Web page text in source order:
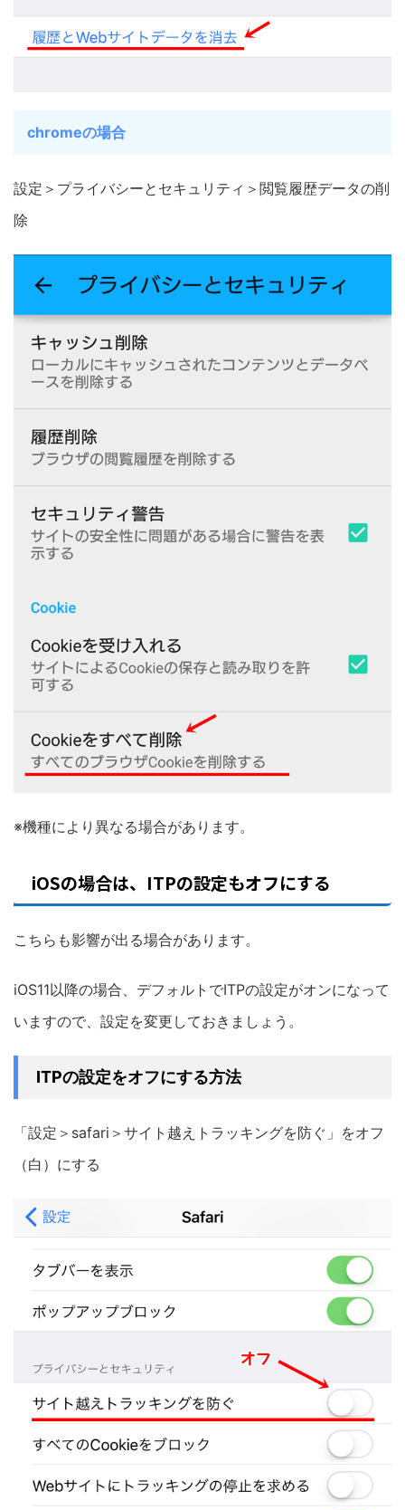
chromeの場合
設定＞プライバシーとセキュリティ＞閲覧履歴データの削
除
※機種により異なる場合があります。
iOSの場合は、ITPの設定もオフにする
こちらも影響が出る場合があります。
iOS11以降の場合、デフォルトでITPの設定がオンになって
いますので、設定を変更しておきましょう。
ITPの設定をオフにする方法
「設定＞safari＞サイト越えトラッキングを防ぐ」をオフ
（白）にする